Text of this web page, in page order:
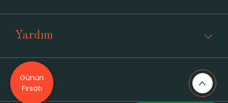
Yardım
Üyelik
Günün
Fırsatı